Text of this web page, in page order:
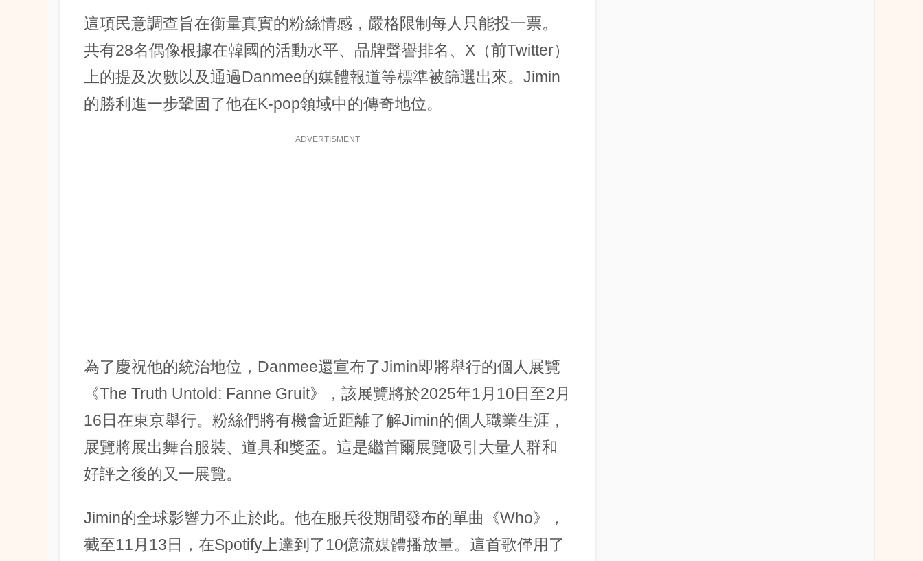
這項民意調查旨在衡量真實的粉絲情感，嚴格限制每人只能投一票。
共有28名偶像根據在韓國的活動水平、品牌聲譽排名、X（前Twitter）
上的提及次數以及通過Danmee的媒體報道等標準被篩選出來。Jimin
的勝利進一步鞏固了他在K-pop領域中的傳奇地位。
ADVERTISMENT
為了慶祝他的統治地位，Danmee還宣布了Jimin即將舉行的個人展覽
《The Truth Untold: Fanne Gruit》，該展覽將於2025年1月10日至2月
16日在東京舉行。粉絲們將有機會近距離了解Jimin的個人職業生涯，
展覽將展出舞台服裝、道具和獎盃。這是繼首爾展覽吸引大量人群和
好評之後的又一展覽。
Jimin的全球影響力不止於此。他在服兵役期間發布的單曲《Who》，
截至11月13日，在Spotify上達到了10億流媒體播放量。這首歌僅用了